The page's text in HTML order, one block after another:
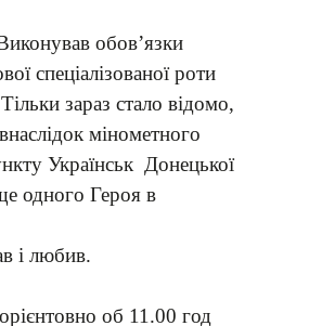
обов’язки
спеціалізованої роти
зараз стало відомо,
мінометного
Українськ Донецької
одного Героя в
і любив.
об 11.00 год